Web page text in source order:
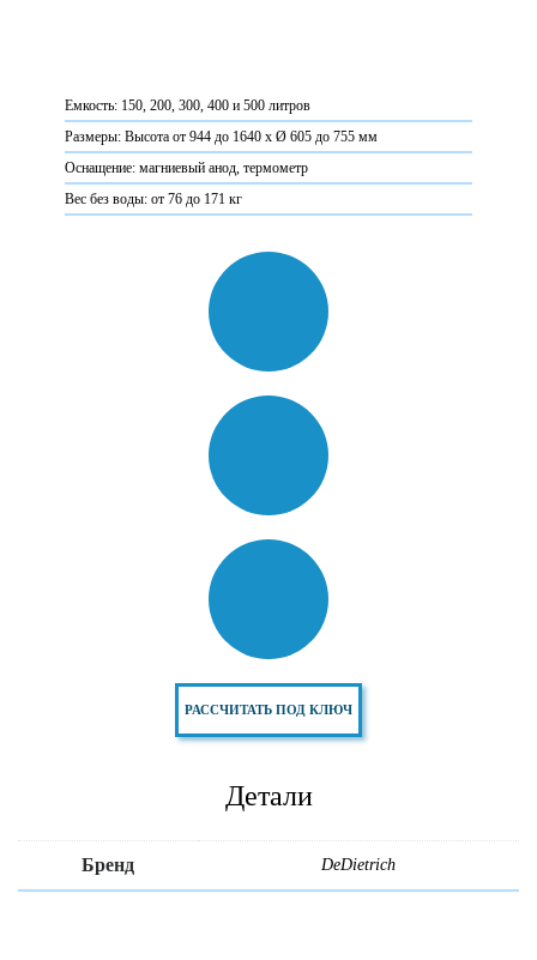
Емкость: 150, 200, 300, 400 и 500 литров
Размеры: Высота от 944 до 1640 x Ø 605 до 755 мм
Оснащение: магниевый анод, термометр
Вес без воды: от 76 до 171 кг
РАССЧИТАТЬ ПОД КЛЮЧ
Детали
Бренд DeDietrich